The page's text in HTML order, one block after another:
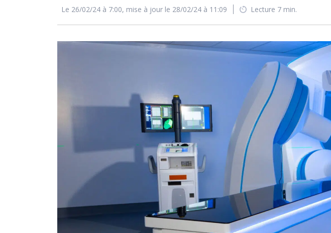
Le 26/02/24 à 7:00, mise à jour le 28/02/24 à 11:09
Lecture 7 min.